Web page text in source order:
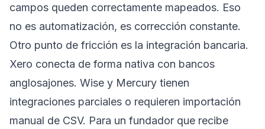
campos queden correctamente mapeados. Eso
no es automatización, es corrección constante.
Otro punto de fricción es la integración bancaria.
Xero conecta de forma nativa con bancos
anglosajones. Wise y Mercury tienen
integraciones parciales o requieren importación
manual de CSV. Para un fundador que recibe